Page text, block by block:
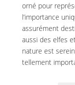
orné pour
l’importance
assurément
aussi des elfes
nature est
tellement